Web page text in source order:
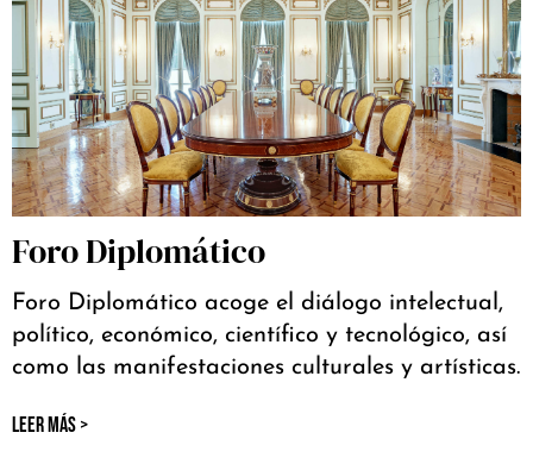
Foro Diplomático
Foro Diplomático acoge el diálogo intelectual,
político, económico, científico y tecnológico, así
como las manifestaciones culturales y artísticas.
LEER MÁS >